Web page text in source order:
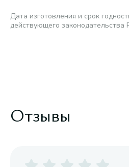
Дата изготовления и срок
действующего законодательства
Отзывы